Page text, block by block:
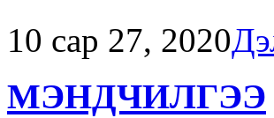
10 сар 27, 2020
МЭНДЧИЛГЭЭ